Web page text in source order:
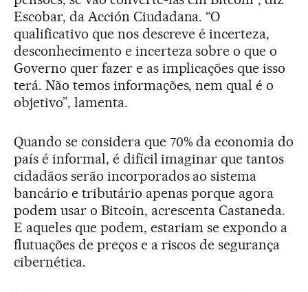
Escobar, da Acción Ciudadana. “O
qualificativo que nos descreve é incerteza,
desconhecimento e incerteza sobre o que o
Governo quer fazer e as implicações que isso
terá. Não temos informações, nem qual é o
objetivo”, lamenta.
Quando se considera que 70% da economia do
país é informal, é difícil imaginar que tantos
cidadãos serão incorporados ao sistema
bancário e tributário apenas porque agora
podem usar o Bitcoin, acrescenta Castaneda.
E aqueles que podem, estariam se expondo a
flutuações de preços e a riscos de segurança
cibernética.